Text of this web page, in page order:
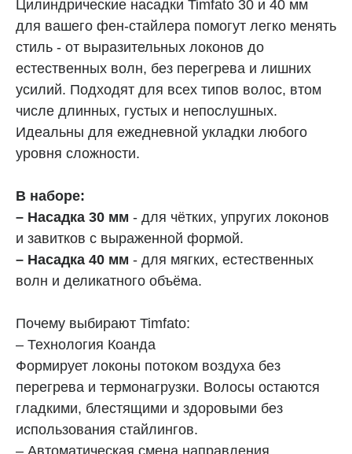
Цилиндрические насадки Timfato 30 и 40 мм
для вашего фен-стайлера помогут легко менять
стиль - от выразительных локонов до
естественных волн, без перегрева и лишних
усилий. Подходят для всех типов волос, втом
числе длинных, густых и непослушных.
Идеальны для ежедневной укладки любого
уровня сложности.
В наборе:
– Насадка 30 мм - для чётких, упругих локонов
и завитков с выраженной формой.
– Насадка 40 мм - для мягких, естественных
волн и деликатного объёма.
Почему выбирают Timfato:
– Технология Коанда
Формирует локоны потоком воздуха без
перегрева и термонагрузки. Волосы остаются
гладкими, блестящими и здоровыми без
использования стайлингов.
– Автоматическая смена направления
01
30 мм
Четкие, упругие локоны и выразительные
завитки
40 мм
02